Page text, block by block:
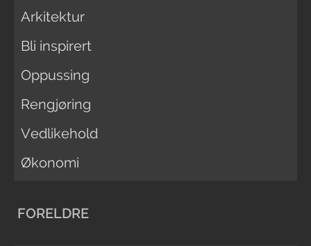
Arkitektur
Bli inspirert
Oppussing
Rengjøring
Vedlikehold
Økonomi
FORELDRE